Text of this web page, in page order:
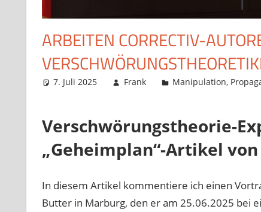
ARBEITEN CORRECTIV-
7. Juli 2025 Frank Manipulation,
Verschwörungstheorie-
„Geheimplan“-Artikel
In diesem Artikel kommentiere ich einen
Butter in Marburg, den er am 25.06.2025 bei